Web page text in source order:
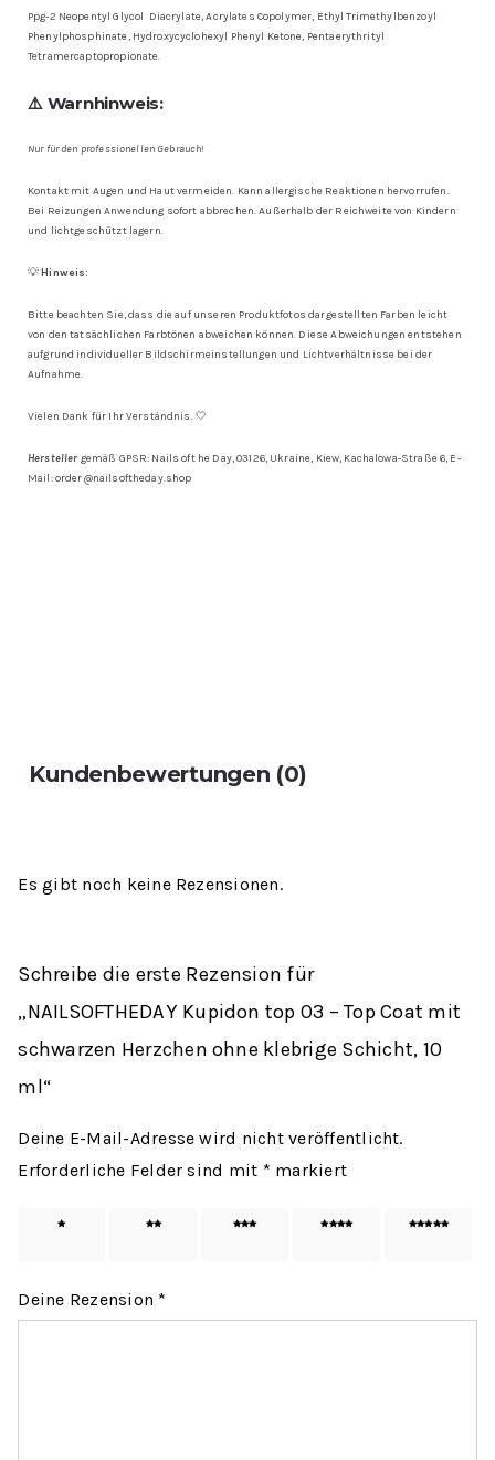
Ppg-2 Neopentyl Glycol Diacrylate, Acrylates Copolymer, Ethyl Trimethylbenzoyl
Phenylphosphinate, Hydroxycyclohexyl Phenyl Ketone, Pentaerythrityl
Tetramercaptopropionate.
⚠️ Warnhinweis:
Nur für den professionellen Gebrauch!
Kontakt mit Augen und Haut vermeiden. Kann allergische Reaktionen hervorrufen.
Bei Reizungen Anwendung sofort abbrechen. Außerhalb der Reichweite von Kindern
und lichtgeschützt lagern.
💡Hinweis:
Bitte beachten Sie, dass die auf unseren Produktfotos dargestellten Farben leicht
von den tatsächlichen Farbtönen abweichen können. Diese Abweichungen entstehen
aufgrund individueller Bildschirmeinstellungen und Lichtverhältnisse bei der
Aufnahme.
Vielen Dank für Ihr Verständnis. 🤍
Hersteller gemäß GPSR: Nails oft he Day, 03126, Ukraine, Kiew, Kachalowa-Straße 6, E-
Mail: order@nailsoftheday.shop
Kundenbewertungen (0)
Es gibt noch keine Rezensionen.
Schreibe die erste Rezension für
„NAILSOFTHEDAY Kupidon top 03 – Top Coat mit
schwarzen Herzchen ohne klebrige Schicht, 10
ml“
Deine E-Mail-Adresse wird nicht veröffentlicht.
Erforderliche Felder sind mit * markiert
1 von
2 von
3 von
4 von
5 von
Deine Rezension *